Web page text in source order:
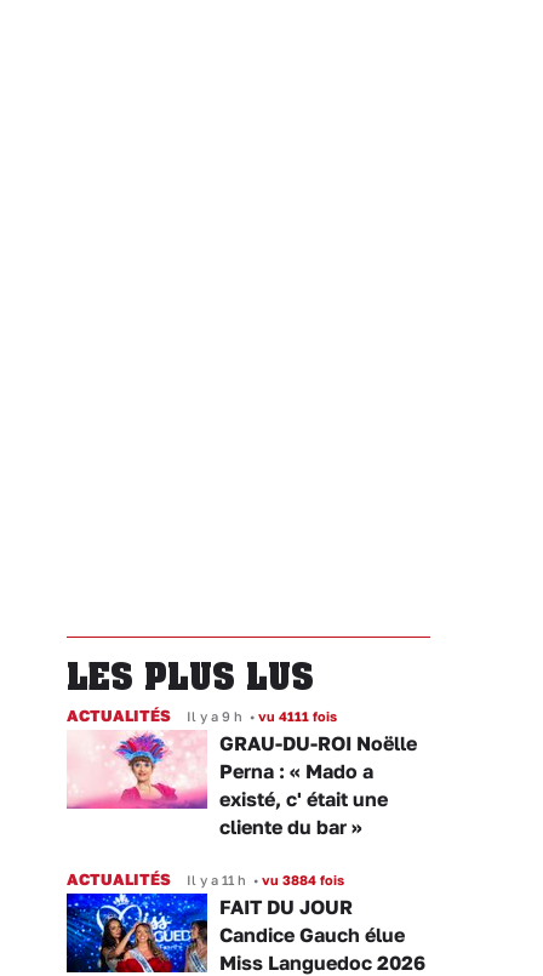
LES PLUS LUS
ACTUALITÉS Il y a 9 h • vu 4111 fois
GRAU-DU-ROI Noëlle
Perna : « Mado a
existé, c' était une
cliente du bar »
ACTUALITÉS Il y a 11 h • vu 3884 fois
FAIT DU JOUR
Candice Gauch élue
Miss Languedoc 2026